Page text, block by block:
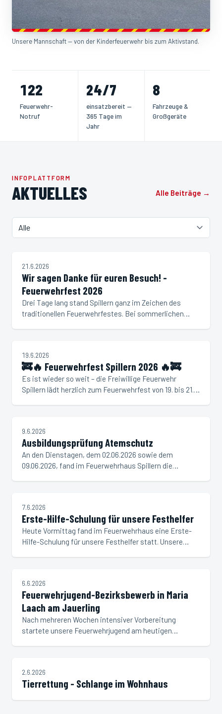
Unsere Mannschaft — von der Kinderfeuerwehr bis zum Aktivstand.
122
Feuerwehr-
Notruf
24/7
einsatzbereit —
365 Tage im
Jahr
8
Fahrzeuge &
Großgeräte
INFOPLATTFORM
AKTUELLES Alle Beiträge →
Filter
NEUIGKEIT
21.6.2026
Wir sagen Danke für euren Besuch! -
Feuerwehrfest 2026
Drei Tage lang stand Spillern ganz im Zeichen des
traditionellen Feuerwehrfestes. Bei sommerlichen
VERANSTALTUNG
19.6.2026
🚒🔥 Feuerwehrfest Spillern 2026 🔥🚒
Es ist wieder so weit – die Freiwillige Feuerwehr
Spillern lädt herzlich zum Feuerwehrfest von 19. bis 21.
NEUIGKEIT
9.6.2026
Ausbildungsprüfung Atemschutz
An den Dienstagen, dem 02.06.2026 sowie dem
09.06.2026, fand im Feuerwehrhaus Spillern die
NEUIGKEIT
7.6.2026
Erste-Hilfe-Schulung für unsere Festhelfer
Heute Vormittag fand im Feuerwehrhaus eine Erste-
Hilfe-Schulung für unsere Festhelfer statt. Unsere
NEUIGKEIT
6.6.2026
Feuerwehrjugend-Bezirksbewerb in Maria
Laach am Jauerling
Nach mehreren Wochen intensiver Vorbereitung
startete unsere Feuerwehrjugend am heutigen
EINSATZ
2.6.2026
Tierrettung - Schlange im Wohnhaus